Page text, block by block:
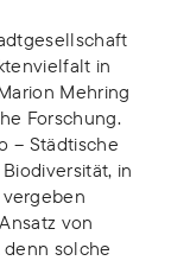
in
Mehring
Forschung.
– Städtische
in
von
solche